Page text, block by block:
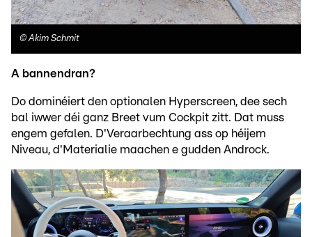
©Akim Schmit
A bannendran?
Do dominéiert den optionalen Hyperscreen, dee sech
bal iwwer déi ganz Breet vum Cockpit zitt. Dat muss
engem gefalen. D'Veraarbechtung ass op héijem
Niveau, d'Materialie maachen e gudden Androck.